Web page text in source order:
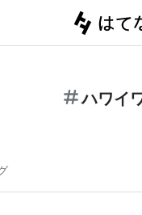
ハワイ